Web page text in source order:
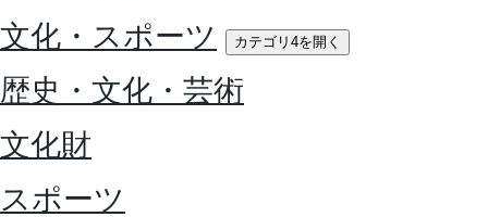
文化・スポーツ
カテゴリ4を開く
歴史・文化・芸術
文化財
スポーツ